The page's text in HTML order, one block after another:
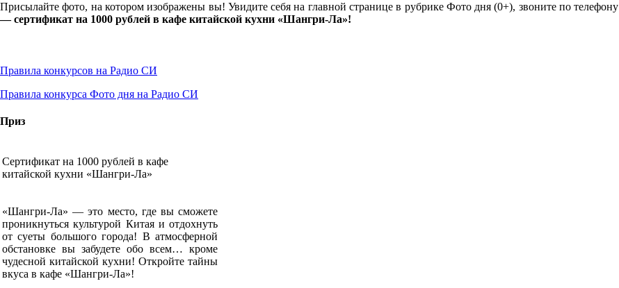
Присылайте фото, на котором изображены вы! Увидите себя на главной странице в рубрике Фото дня (0+), звоните по телефону
— сертификат на 1000 рублей в кафе китайской кухни «Шангри-Ла»!
Правила конкурсов на Радио СИ
Правила конкурса Фото дня на Радио СИ
Приз
Сертификат на 1000 рублей в кафе
китайской кухни «Шангри-Ла»
«Шангри-Ла» — это место, где вы сможете
проникнуться культурой Китая и отдохнуть
от суеты большого города! В атмосферной
обстановке вы забудете обо всем… кроме
чудесной китайской кухни! Откройте тайны
вкуса в кафе «Шангри-Ла»!